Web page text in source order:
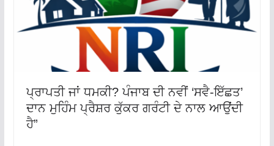
ਪ੍ਰਾਪਤੀ ਜਾਂ ਧਮਕੀ? ਪੰਜਾਬ ਦੀ ਨਵੀਂ ‘ਸਵੈ-ਇੱਛਤ’
ਦਾਨ ਮੁਹਿੰਮ ਪ੍ਰੈਸ਼ਰ ਕੁੱਕਰ ਗਰੰਟੀ ਦੇ ਨਾਲ ਆਉਂਦੀ
ਹੈ”